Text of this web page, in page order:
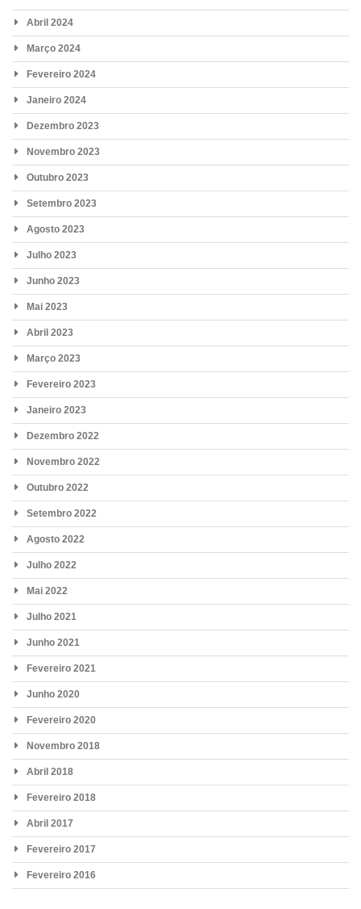
Abril 2024
Março 2024
Fevereiro 2024
Janeiro 2024
Dezembro 2023
Novembro 2023
Outubro 2023
Setembro 2023
Agosto 2023
Julho 2023
Junho 2023
Mai 2023
Abril 2023
Março 2023
Fevereiro 2023
Janeiro 2023
Dezembro 2022
Novembro 2022
Outubro 2022
Setembro 2022
Agosto 2022
Julho 2022
Mai 2022
Julho 2021
Junho 2021
Fevereiro 2021
Junho 2020
Fevereiro 2020
Novembro 2018
Abril 2018
Fevereiro 2018
Abril 2017
Fevereiro 2017
Fevereiro 2016